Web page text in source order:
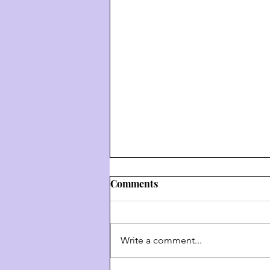
דרך השם - דרך ה' #9
Comments
Write a comment...